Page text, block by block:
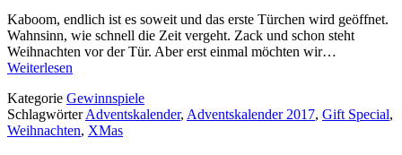
Kaboom, endlich ist es soweit und das erste Türchen wird geöffnet.
Wahnsinn, wie schnell die Zeit vergeht. Zack und schon steht
Weihnachten vor der Tür. Aber erst einmal möchten wir…
Weiterlesen
Kategorie Gewinnspiele
SchlagwörterAdventskalender, Adventskalender 2017, Gift Special,
Weihnachten, XMas